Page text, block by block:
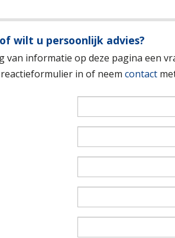
wilt u persoonlijk advies?
van informatie op deze pagina een
in of neem contact